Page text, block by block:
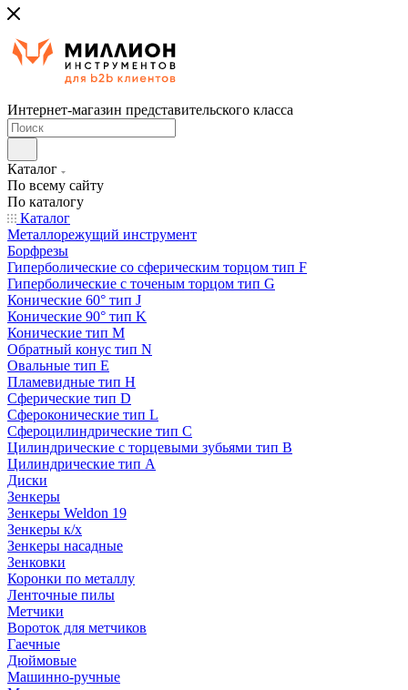
Интернет-магазин представительского класса
Каталог
По всему сайту
По каталогу
Каталог
Металлорежущий инструмент
Борфрезы
Гиперболические cо сферическим торцом тип F
Гиперболические с точеным торцом тип G
Конические 60° тип J
Конические 90° тип K
Конические тип M
Обратный конус тип N
Овальные тип E
Пламевидные тип H
Сферические тип D
Сфероконические тип L
Сфероцилиндрические тип C
Цилиндрические с торцевыми зубьями тип B
Цилиндрические тип А
Диски
Зенкеры
Зенкеры Weldon 19
Зенкеры к/х
Зенкеры насадные
Зенковки
Коронки по металлу
Ленточные пилы
Метчики
Вороток для метчиков
Гаечные
Дюймовые
Машинно-ручные